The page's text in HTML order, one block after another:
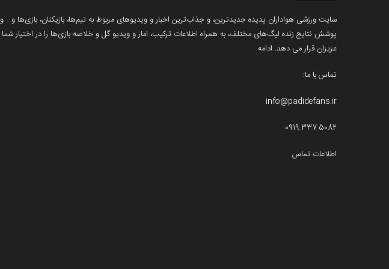
سایت ورزشی هواداران پدیده جدیدترین، و جذاب‌ترین اخبار و ویدیوهای مربوط به تیم‌ها، بازیکنان، بازی‌ها و… و
پوشش نتایج زنده لیگ‌های مختلف، به همراه اطلاعات ترکیب، امار و ویدیو‌‌ گل‌ و خلاصه بازی‌ها را در اختیار شما
عزیزان قرار می دهد. ادامه
تماس با ما:
info@padidefans.ir
0919.337.5082
اطلاعات تماس